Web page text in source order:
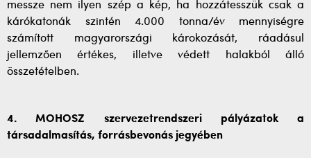
messze nem ilyen szép a kép, ha hozzátesszük csak a
kárókatonák szintén 4.000 tonna/év mennyiségre
számított magyarországi károkozását, ráadásul
jellemzően értékes, illetve védett halakból álló
összetételben.
4. MOHOSZ szervezetrendszeri pályázatok a
társadalmasítás, forrásbevonás jegyében